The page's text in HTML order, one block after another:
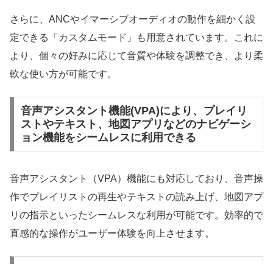
さらに、ANCやイマーシブオーディオの動作を細かく設
定できる「カスタムモード」も用意されています。これに
より、個々の好みに応じて音質や体験を調整でき、より柔
軟な使い方が可能です。
音声アシスタント機能(VPA)により、プレイリ
ストやテキスト、地図アプリなどのナビゲーシ
ョン機能をシームレスに利用できる
音声アシスタント（VPA）機能にも対応しており、音声操
作でプレイリストの再生やテキストの読み上げ、地図アプ
リの指示といったシームレスな利用が可能です。効率的で
直感的な操作がユーザー体験を向上させます。